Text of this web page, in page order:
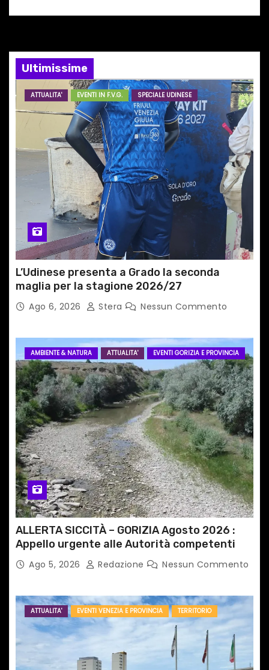
o
n
e
a
r
t
c
o
l
i
Ultimissime
ATTUALITA' EVENTI IN F.V.G. SPECIALE UDINESE
L’Udinese presenta a Grado la seconda
maglia per la stagione 2026/27
Ago 6, 2026 Stera Nessun Commento
AMBIENTE & NATURA ATTUALITA' EVENTI GORIZIA E PROVINCIA
ALLERTA SICCITÀ – GORIZIA Agosto 2026 :
Appello urgente alle Autorità competenti
Ago 5, 2026 Redazione Nessun Commento
ATTUALITA' EVENTI VENEZIA E PROVINCIA TERRITORIO